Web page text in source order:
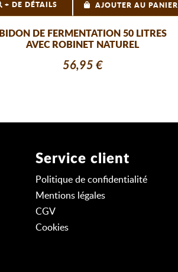
+ DE DÉTAILS AJOUTER AU PANIER
BIDON DE FERMENTATION 50 LITRES
AVEC ROBINET NATUREL
56,95 €
Service client
Politique de confidentialité
Mentions légales
CGV
Cookies